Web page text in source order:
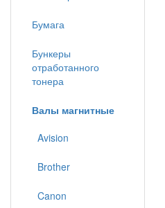
Бумага
Бункеры
отработанного
тонера
Валы магнитные
Avision
Brother
Canon